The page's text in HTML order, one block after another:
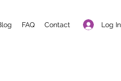
Log In
FAQ Contact